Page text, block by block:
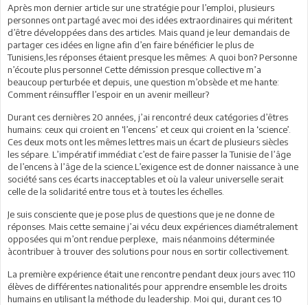
Après mon dernier article sur une stratégie pour l’emploi, plusieurs
personnes ont partagé avec moi des idées extraordinaires qui méritent
d’être développées dans des articles. Mais quand je leur demandais de
partager ces idées en ligne afin d’en faire bénéficier le plus de
Tunisiens,les réponses étaient presque les mêmes: A quoi bon? Personne
n’écoute plus personne! Cette démission presque collective m’a
beaucoup perturbée et depuis, une question m’obsède et me hante:
Comment réinsuffler l’espoir en un avenir meilleur?
Durant ces dernières 20 années, j’ai rencontré deux catégories d’êtres
humains: ceux qui croient en ‘l’encens’ et ceux qui croient en la ‘science’.
Ces deux mots ont les mêmes lettres mais un écart de plusieurs siècles
les sépare. L’impératif immédiat c’est de faire passer la Tunisie de l’âge
de l’encens à l’âge de la science.L’exigence est de donner naissance à une
société sans ces écarts inacceptables et où la valeur universelle serait
celle de la solidarité entre tous et à toutes les échelles.
Je suis consciente que je pose plus de questions que je ne donne de
réponses. Mais cette semaine j’ai vécu deux expériences diamétralement
opposées qui m’ont rendue perplexe, mais néanmoins déterminée
àcontribuer à trouver des solutions pour nous en sortir collectivement.
La première expérience était une rencontre pendant deux jours avec 110
élèves de différentes nationalités pour apprendre ensemble les droits
humains en utilisant la méthode du leadership. Moi qui, durant ces 10